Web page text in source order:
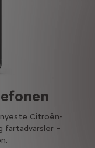
Citroën-
fartadvarsler –